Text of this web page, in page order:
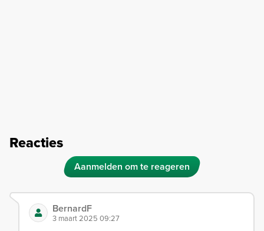
Reacties
Aanmelden om te reageren
BernardF
3 maart 2025 09:27